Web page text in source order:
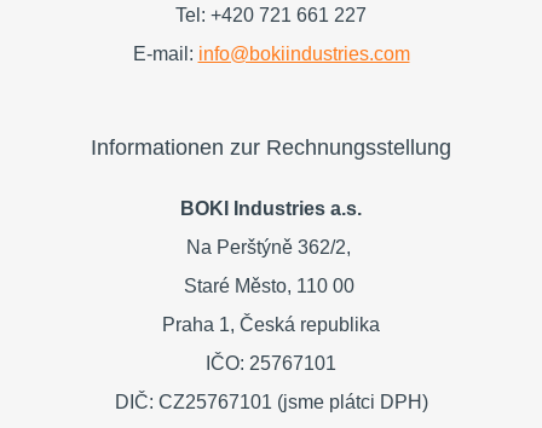
Tel: +420 721 661 227
E-mail: info@bokiindustries.com
Informationen zur Rechnungsstellung
BOKI Industries a.s.
Na Perštýně 362/2,
Staré Město, 110 00
Praha 1, Česká republika
IČO: 25767101
DIČ: CZ25767101 (jsme plátci DPH)